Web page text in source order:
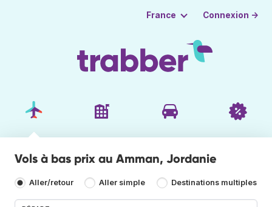
France Connexion →
Vols à bas prix au Amman, Jordanie
Aller/retour Aller simple Destinations multiples